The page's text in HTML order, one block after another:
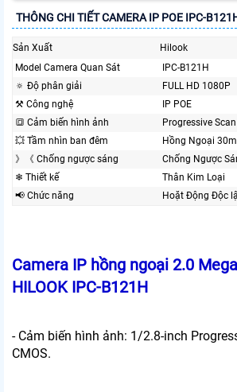
THÔNG CHI TIẾT CAMERA IP POE IPC-
Sản Xuất
Hilook
Model Camera Quan Sát
IPC-B121H
🔅 Độ phân giải
FULL HD 1080P
⚒ Công nghệ
IP POE
🔳 Cảm biến hình ảnh
Progressive
💥 Tầm nhìn ban đêm
Hồng Ngoại 30m
》《 Chống ngược sáng
Chống Ngược
❄ Thiết kế
Thân Kim Loại
📢 Chức năng
Hoặt Động Độc
Camera IP hồng ngoại 2.0
HILOOK IPC-B121H
- Cảm biến hình ảnh: 1/2.8-inch
CMOS.